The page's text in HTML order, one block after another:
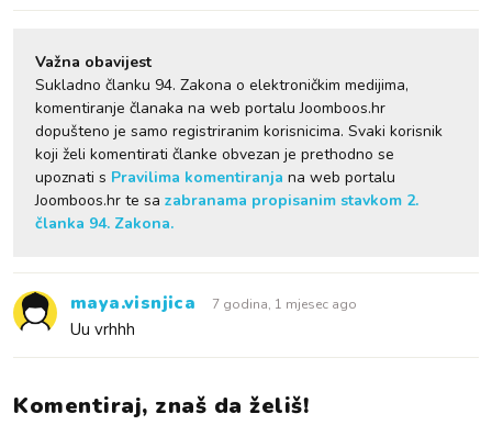
Važna obavijest
Sukladno članku 94. Zakona o elektroničkim medijima,
komentiranje članaka na web portalu Joomboos.hr
dopušteno je samo registriranim korisnicima. Svaki korisnik
koji želi komentirati članke obvezan je prethodno se
upoznati s Pravilima komentiranja na web portalu
Joomboos.hr te sa zabranama propisanim stavkom 2.
članka 94. Zakona.
maya.visnjica 7 godina, 1 mjesec ago
Uu vrhhh
Komentiraj, znaš da želiš!